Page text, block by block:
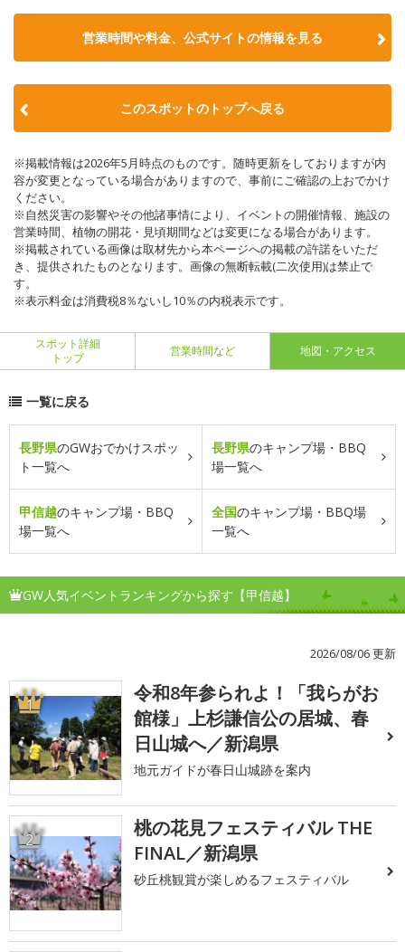
営業時間や料金、公式サイトの情報を見る
このスポットのトップへ戻る
※掲載情報は2026年5月時点のものです。随時更新をしておりますが内
容が変更となっている場合がありますので、事前にご確認の上おでかけ
ください。
※自然災害の影響やその他諸事情により、イベントの開催情報、施設の
営業時間、植物の開花・見頃期間などは変更になる場合があります。
※掲載されている画像は取材先から本ページへの掲載の許諾をいただ
き、提供されたものとなります。画像の無断転載(二次使用)は禁止で
す。
※表示料金は消費税8％ないし10％の内税表示です。
スポット詳細
トップ
営業時間など 地図・アクセス
一覧に戻る
長野県のGWおでかけスポッ
ト一覧へ
長野県のキャンプ場・BBQ
場一覧へ
甲信越のキャンプ場・BBQ
場一覧へ
全国のキャンプ場・BBQ場
一覧へ
GW人気イベントランキングから探す【甲信越】
2026/08/06 更新
1
令和8年参られよ！「我らがお
館様」上杉謙信公の居城、春
日山城へ／新潟県
地元ガイドが春日山城跡を案内
2
桃の花見フェスティバル THE
FINAL／新潟県
砂丘桃観賞が楽しめるフェスティバル